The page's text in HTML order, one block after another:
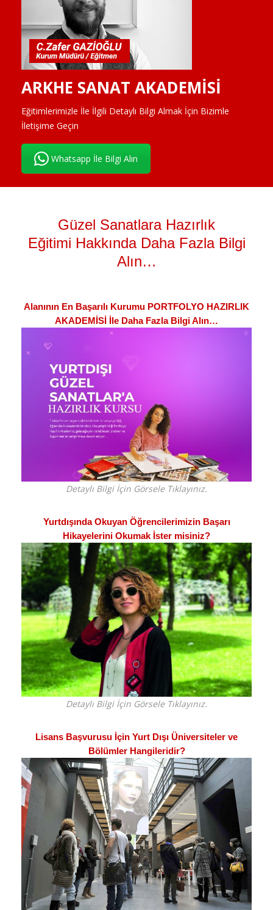
ARKHE SANAT AKADEMİSİ
Eğitimlerimizle İle İlgili Detaylı Bilgi Almak İçin Bizimle
İletişime Geçin
Whatsapp İle Bilgi Alın
Güzel Sanatlara Hazırlık
Eğitimi HakkındaDaha Fazla Bilgi
Alın…
Alanının En Başarılı Kurumu PORTFOLYO HAZIRLIK
AKADEMİSİ İle Daha Fazla Bilgi Alın…
Detaylı Bilgi İçin Görsele Tıklayınız.
Yurtdışında Okuyan Öğrencilerimizin Başarı
Hikayelerini Okumak İster misiniz?
Detaylı Bilgi İçin Görsele Tıklayınız.
Lisans Başvurusu İçin Yurt Dışı Üniversiteler ve
Bölümler Hangileridir?